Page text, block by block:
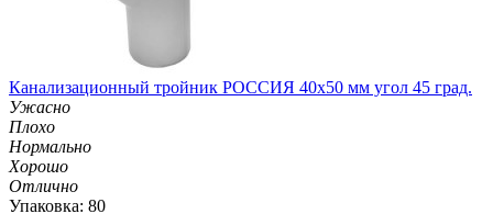
Канализационный тройник РОССИЯ 40х50 мм угол 45 град.
Ужасно
Плохо
Нормально
Хорошо
Отлично
Упаковка: 80